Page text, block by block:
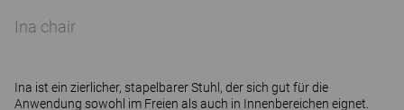
Ina chair
Ina ist ein zierlicher, stapelbarer Stuhl, der sich gut für die
Anwendung sowohl im Freien als auch in Innenbereichen eignet.